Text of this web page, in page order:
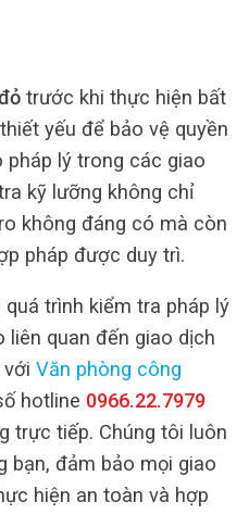
trước khi thực hiện bất
yếu để bảo vệ quyền
pháp lý trong các giao
kỹ lưỡng không chỉ
không đáng có mà còn
pháp được duy trì.
trình kiểm tra pháp lý
liên quan đến giao dịch
với Văn phòng công
hotline 0966.22.7979
trực tiếp. Chúng tôi luôn
bạn, đảm bảo mọi giao
hiện an toàn và hợp